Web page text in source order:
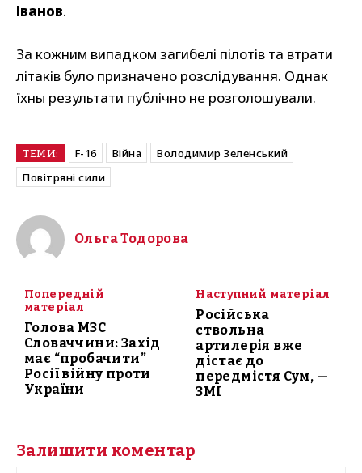
Іванов.
За кожним випадком загибелі пілотів та втрати
літаків було призначено розслідування. Однак
їхны результати публічно не розголошували.
ТЕМИ: F-16 Війна
Володимир Зеленський
Повітряні сили
Ольга Тодорова
Попередній
матеріал
Голова МЗС
Словаччини: Захід
має “пробачити”
Росії війну проти
України
Наступний матеріал
Російська
ствольна
артилерія вже
дістає до
передмістя Сум, —
ЗМІ
Залишити коментар